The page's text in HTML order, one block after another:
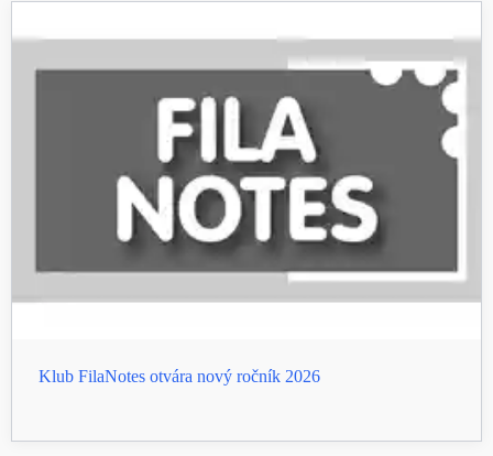
Klub FilaNotes otvára nový ročník 2026